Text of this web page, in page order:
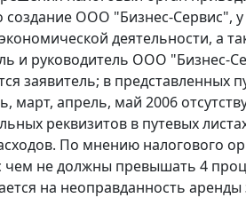
создание ООО "Бизнес-
деятельности, а
и руководитель ООО "Бизнес-
заявитель; в представленных
март, апрель, май 2006
реквизитов в путевых
По мнению налогового
чем не должны превышать 4
на неоправданность